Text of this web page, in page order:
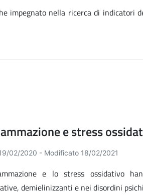
impegnato nella ricerca di indicatori
e stress
02/2020 - Modificato 18/02/2021
e lo stress ossidativo
demielinizzanti e nei disordini